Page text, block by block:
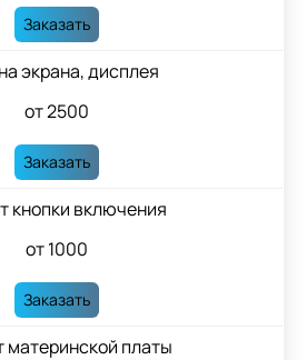
Заказать
экрана, дисплея
от 2500
Заказать
кнопки включения
от 1000
Заказать
материнской платы